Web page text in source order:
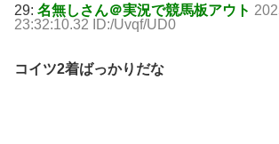
29: 名無しさん＠実況で競馬板アウト
23:32:10.32 ID:/Uvqf/UD0
コイツ2着ばっかりだな